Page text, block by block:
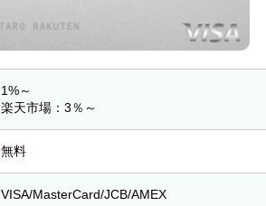
1%～
楽天市場：3％～
無料
VISA/MasterCard/JCB/AMEX